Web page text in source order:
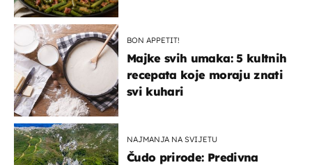
BON APPETIT!
Majke svih umaka: 5 kultnih
recepata koje moraju znati
svi kuhari
NAJMANJA NA SVIJETU
Čudo prirode: Predivna